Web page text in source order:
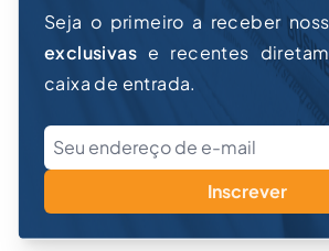
Seja o primeiro a receber
exclusivas e recentes
caixa de entrada.
Inscrever